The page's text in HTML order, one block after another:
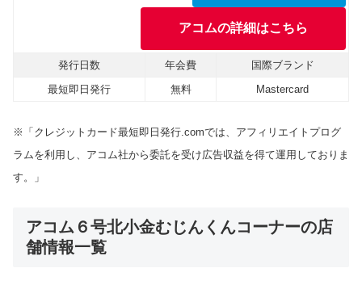
アコムの詳細はこちら
発行日数 年会費
国際ブランド
最短即日発行
無料 Mastercard
※「クレジットカード最短即日発行.comでは、アフィリエイトプログ
ラムを利用し、アコム社から委託を受け広告収益を得て運用しておりま
す。」
アコム６号北小金むじんくんコーナーの店
舗情報一覧